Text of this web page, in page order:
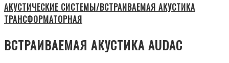
АКУСТИЧЕСКИЕ СИСТЕМЫ/ВСТРАИВАЕМАЯ АКУСТИКА
ТРАНСФОРМАТОРНАЯ
ВСТРАИВАЕМАЯ АКУСТИКА AUDAC